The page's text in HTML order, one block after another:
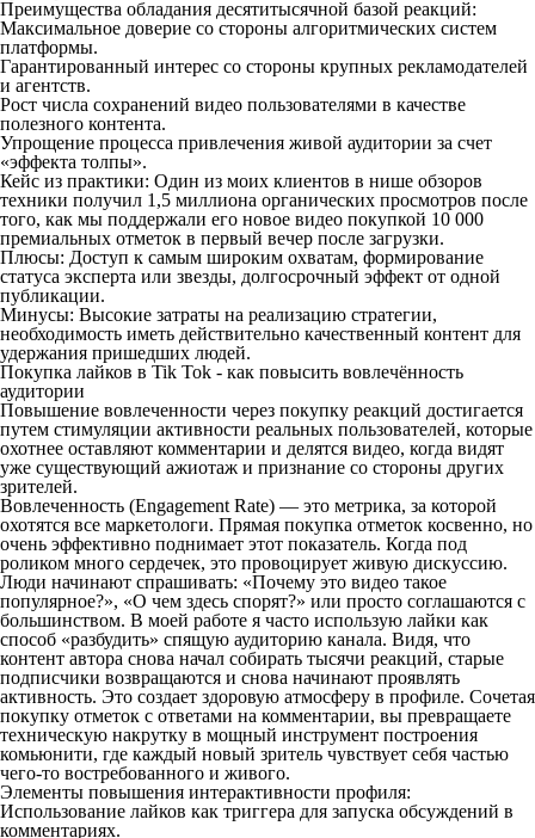
Преимущества обладания десятитысячной базой реакций:
Максимальное доверие со стороны алгоритмических систем
платформы.
Гарантированный интерес со стороны крупных рекламодателей
и агентств.
Рост числа сохранений видео пользователями в качестве
полезного контента.
Упрощение процесса привлечения живой аудитории за счет
«эффекта толпы».
Кейс из практики: Один из моих клиентов в нише обзоров
техники получил 1,5 миллиона органических просмотров после
того, как мы поддержали его новое видео покупкой 10 000
премиальных отметок в первый вечер после загрузки.
Плюсы: Доступ к самым широким охватам, формирование
статуса эксперта или звезды, долгосрочный эффект от одной
публикации.
Минусы: Высокие затраты на реализацию стратегии,
необходимость иметь действительно качественный контент для
удержания пришедших людей.
Покупка лайков в Tik Tok - как повысить вовлечённость
аудитории
Повышение вовлеченности через покупку реакций достигается
путем стимуляции активности реальных пользователей, которые
охотнее оставляют комментарии и делятся видео, когда видят
уже существующий ажиотаж и признание со стороны других
зрителей.
Вовлеченность (Engagement Rate) — это метрика, за которой
охотятся все маркетологи. Прямая покупка отметок косвенно, но
очень эффективно поднимает этот показатель. Когда под
роликом много сердечек, это провоцирует живую дискуссию.
Люди начинают спрашивать: «Почему это видео такое
популярное?», «О чем здесь спорят?» или просто соглашаются с
большинством. В моей работе я часто использую лайки как
способ «разбудить» спящую аудиторию канала. Видя, что
контент автора снова начал собирать тысячи реакций, старые
подписчики возвращаются и снова начинают проявлять
активность. Это создает здоровую атмосферу в профиле. Сочетая
покупку отметок с ответами на комментарии, вы превращаете
техническую накрутку в мощный инструмент построения
комьюнити, где каждый новый зритель чувствует себя частью
чего-то востребованного и живого.
Элементы повышения интерактивности профиля:
Использование лайков как триггера для запуска обсуждений в
комментариях.